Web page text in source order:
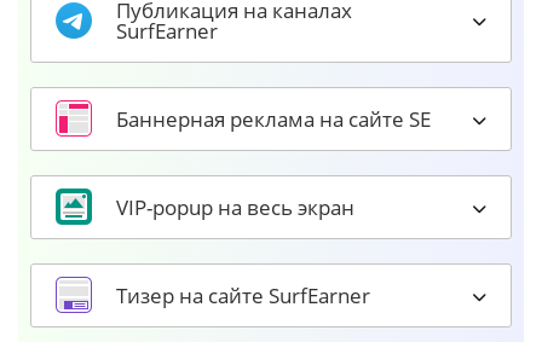
Публикация на каналах
SurfEarner
Баннерная реклама на сайте SE
VIP-popup на весь экран
Тизер на сайте SurfEarner